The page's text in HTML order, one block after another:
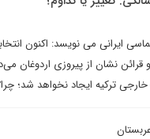
ایرانی می نویسد: اکنون
نشان از پیروزی اردوغان
ترکیه ایجاد نخواهد شد؛